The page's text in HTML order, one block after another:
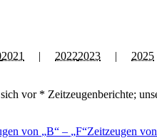
2021 | 20222023 | 2025
vor * Zeitzeugenberichte;
von B – F Zeitzeugen von